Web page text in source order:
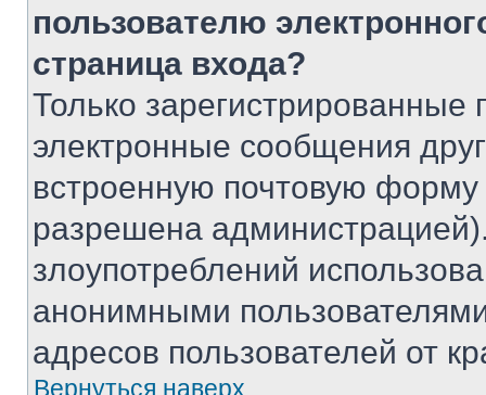
пользователю
страница входа?
Только зарегистрированные
электронные сообщения
встроенную почтовую
разрешена
злоупотреблений
анонимными
адресов пользователей от
Вернуться наверх